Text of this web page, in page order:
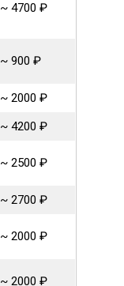
~ 4700 ₽
~ 900 ₽
~ 2000 ₽
~ 4200 ₽
~ 2500 ₽
~ 2700 ₽
~ 2000 ₽
~ 2000 ₽